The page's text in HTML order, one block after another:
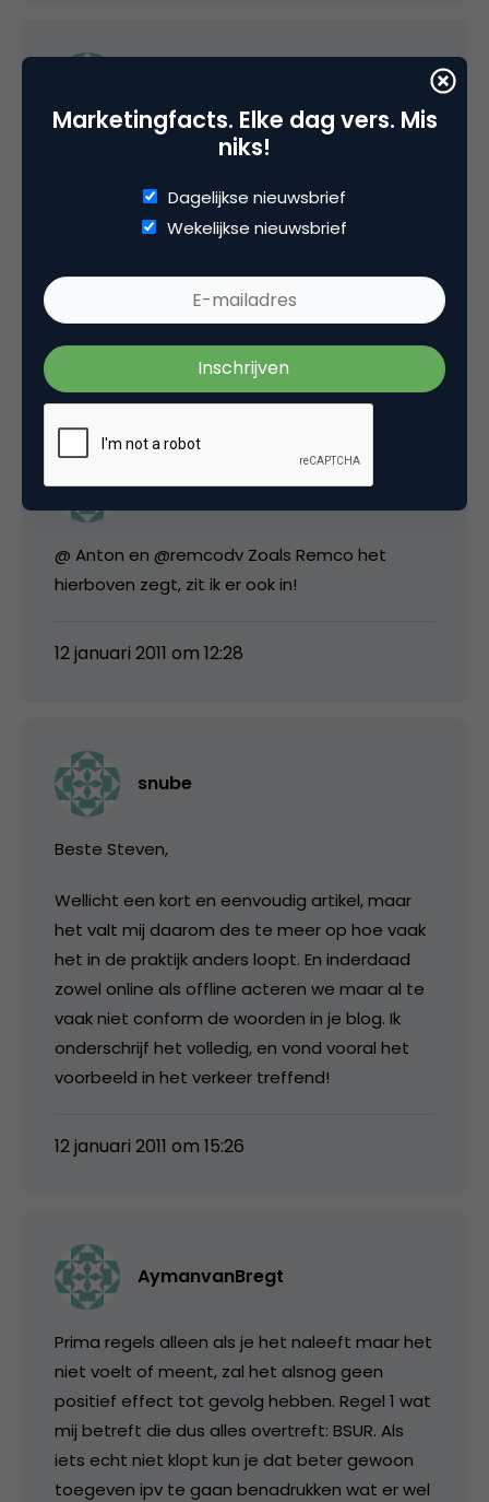
Echter blijkt in de praktijk dat dit soort ‘oh zo
simpele’ regels bijna niet toegepast worden.
aandacht brengen.
12 januari 2011 om 12:10
mgvandenbroek
@ Anton en @remcodv Zoals Remco het
hierboven zegt, zit ik er ook in!
12 januari 2011 om 12:28
snube
Beste Steven,
Wellicht een kort en eenvoudig artikel, maar
het valt mij daarom des te meer op hoe vaak
het in de praktijk anders loopt. En inderdaad
zowel online als offline acteren we maar al te
vaak niet conform de woorden in je blog. Ik
onderschrijf het volledig, en vond vooral het
voorbeeld in het verkeer treffend!
12 januari 2011 om 15:26
AymanvanBregt
Prima regels alleen als je het naleeft maar het
niet voelt of meent, zal het alsnog geen
positief effect tot gevolg hebben. Regel 1 wat
mij betreft die dus alles overtreft: BSUR. Als
iets echt niet klopt kun je dat beter gewoon
toegeven ipv te gaan benadrukken wat er wel
Marketingfacts. Elke dag vers. Mis
niks!
Dagelijkse nieuwsbrief
Wekelijkse nieuwsbrief